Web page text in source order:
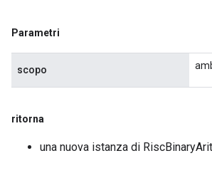
Parametri
scopo
ritorna
una nuova istanza di